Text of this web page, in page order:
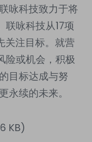
咏科技致力于将
联咏科技从17项
关注目标。就营
险或机会，积极
目标达成与努
永续的未来。